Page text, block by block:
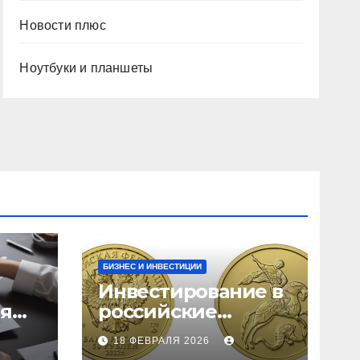
Новости плюс
Ноутбуки и планшеты
БИЗНЕС И ИНВЕСТИЦИИ
Инвестирование в
российские
золотые монеты:
подробное
18 ФЕВРАЛЯ 2026